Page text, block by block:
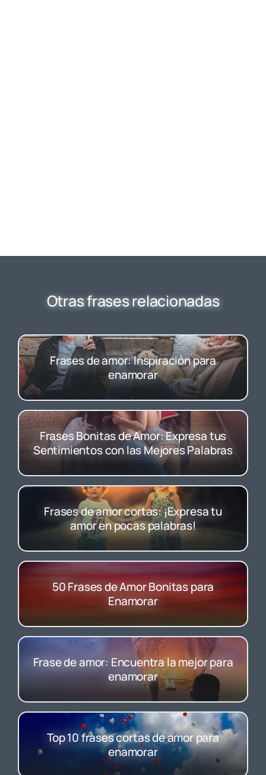
Otras frases relacionadas
Frases de amor: Inspiración para
enamorar
Frases Bonitas de Amor: Expresa tus
Sentimientos con las Mejores Palabras
Frases de amor cortas: ¡Expresa tu
amor en pocas palabras!
50 Frases de Amor Bonitas para
Enamorar
Frase de amor: Encuentra la mejor para
enamorar
Top 10 frases cortas de amor para
enamorar